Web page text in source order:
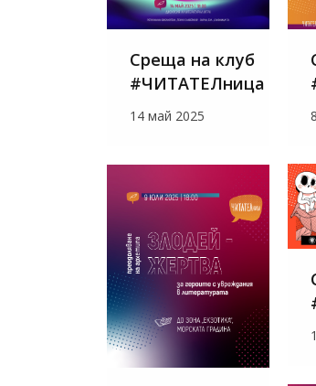
Среща на клуб
#ЧИТАТЕЛница
14 май 2025